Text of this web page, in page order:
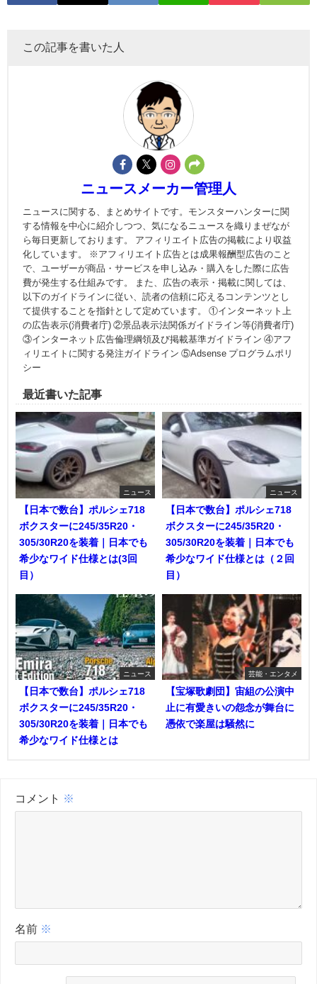
この記事を書いた人
ニュースメーカー管理人
ニュースに関する、まとめサイトです。モンスターハンターに関
する情報を中心に紹介しつつ、気になるニュースを織りまぜなが
ら毎日更新しております。 アフィリエイト広告の掲載により収益
化しています。 ※アフィリエイト広告とは成果報酬型広告のこと
で、ユーザーが商品・サービスを申し込み・購入をした際に広告
費が発生する仕組みです。 また、広告の表示・掲載に関しては、
以下のガイドラインに従い、読者の信頼に応えるコンテンツとし
て提供することを指針として定めています。 ①インターネット上
の広告表示(消費者庁) ②景品表示法関係ガイドライン等(消費者庁)
③インターネット広告倫理綱領及び掲載基準ガイドライン ④アフ
ィリエイトに関する発注ガイドライン ⑤Adsense プログラムポリ
シー
最近書いた記事
ニュース
【日本で数台】ポルシェ718
ボクスターに245/35R20・
305/30R20を装着｜日本でも
希少なワイド仕様とは(3回
目）
ニュース
【日本で数台】ポルシェ718
ボクスターに245/35R20・
305/30R20を装着｜日本でも
希少なワイド仕様とは（２回
目）
ニュース
【日本で数台】ポルシェ718
ボクスターに245/35R20・
305/30R20を装着｜日本でも
希少なワイド仕様とは
芸能・エンタメ
【宝塚歌劇団】宙組の公演中
止に有愛きいの怨念が舞台に
憑依で楽屋は騒然に
コメント ※
名前 ※